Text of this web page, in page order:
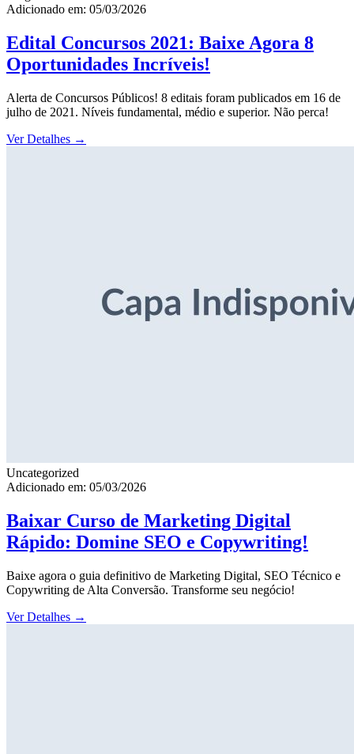
Adicionado em: 05/03/2026
Edital Concursos 2021: Baixe Agora 8
Oportunidades Incríveis!
Alerta de Concursos Públicos! 8 editais foram publicados em 16 de
julho de 2021. Níveis fundamental, médio e superior. Não perca!
Ver Detalhes →
Uncategorized
Adicionado em: 05/03/2026
Baixar Curso de Marketing Digital
Rápido: Domine SEO e Copywriting!
Baixe agora o guia definitivo de Marketing Digital, SEO Técnico e
Copywriting de Alta Conversão. Transforme seu negócio!
Ver Detalhes →